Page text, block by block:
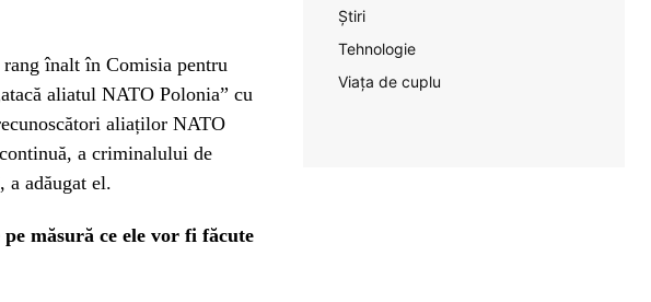
înalt în Comisia pentru
aliatul NATO Polonia” cu
aliaților NATO
a criminalului de
adăugat el.
măsură ce ele vor fi făcute
Știri
Tehnologie
Viața de cuplu